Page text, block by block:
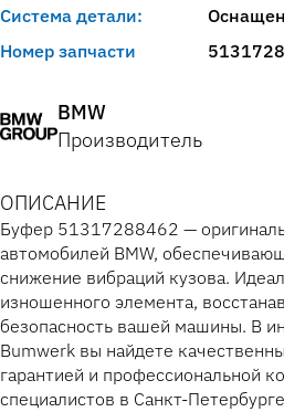
Система детали:
Номер запчасти
BMW
Производитель
ОПИСАНИЕ
Буфер 51317288462 —
автомобилей BMW,
снижение вибраций кузова.
изношенного элемента,
безопасность вашей машины. В
Bumwerk вы найдете
гарантией и профессиональной
специалистов в Санкт-